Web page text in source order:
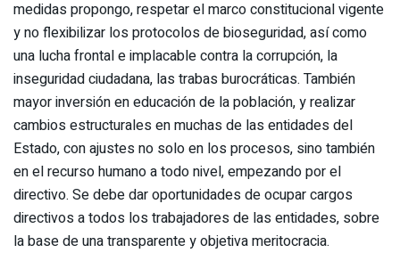
medidas propongo, respetar el marco constitucional vigente
y no flexibilizar los protocolos de bioseguridad, así como
una lucha frontal e implacable contra la corrupción, la
inseguridad ciudadana, las trabas burocráticas. También
mayor inversión en educación de la población, y realizar
cambios estructurales en muchas de las entidades del
Estado, con ajustes no solo en los procesos, sino también
en el recurso humano a todo nivel, empezando por el
directivo. Se debe dar oportunidades de ocupar cargos
directivos a todos los trabajadores de las entidades, sobre
la base de una transparente y objetiva meritocracia.